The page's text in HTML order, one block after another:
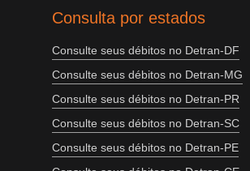
Consulta por estados
Consulte seus débitos no Detran-DF
Consulte seus débitos no Detran-MG
Consulte seus débitos no Detran-PR
Consulte seus débitos no Detran-SC
Consulte seus débitos no Detran-PE